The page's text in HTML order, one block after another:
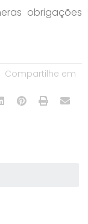
obrigações
Compartilhe em